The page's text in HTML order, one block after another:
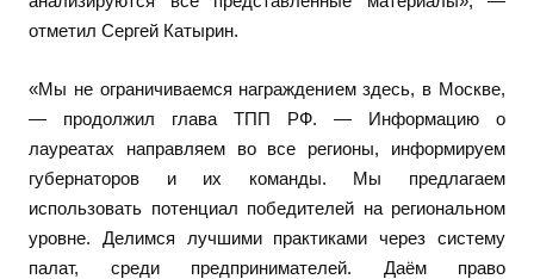
отметил Сергей Катырин.
«Мы не ограничиваемся награждением здесь, в Москве,
— продолжил глава ТПП РФ. — Информацию о
лауреатах направляем во все регионы, информируем
губернаторов и их команды. Мы предлагаем
использовать потенциал победителей на региональном
уровне. Делимся лучшими практиками через систему
палат, среди предпринимателей. Даём право